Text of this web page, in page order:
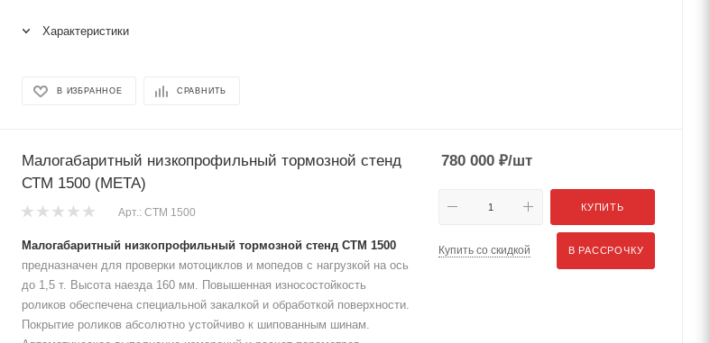
Характеристики
В ИЗБРАННОЕ СРАВНИТЬ
Малогабаритный низкопрофильный тормозной стенд
СТМ 1500 (МЕТА)
Арт.: СТМ 1500
Малогабаритный низкопрофильный тормозной стенд СТМ 1500
предназначен для проверки мотоциклов и мопедов с нагрузкой на ось
до 1,5 т. Высота наезда 160 мм. Повышенная износостойкость
роликов обеспечена специальной закалкой и обработкой поверхности.
Покрытие роликов абсолютно устойчиво к шипованным шинам.
780 000 ₽/шт
КУПИТЬ
Купить со скидкой В РАССРОЧКУ